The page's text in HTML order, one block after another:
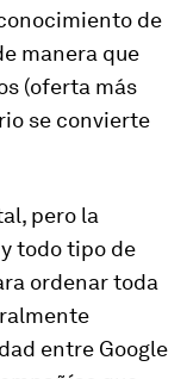
de
manera que
(oferta más
se convierte
pero la
todo tipo de
ordenar toda
entre Google